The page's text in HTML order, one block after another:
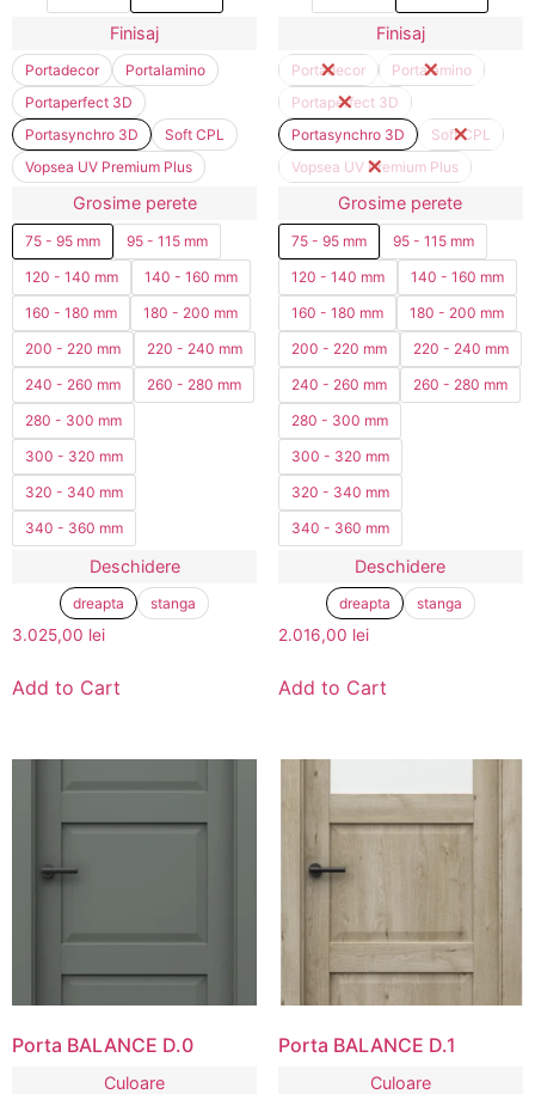
Finisaj
Portadecor
Portalamino
Portaperfect 3D
Portasynchro 3D
Soft CPL
Vopsea UV Premium Plus
Grosime perete
75 - 95 mm
95 - 115 mm
120 - 140 mm
140 - 160 mm
160 - 180 mm
180 - 200 mm
200 - 220 mm
220 - 240 mm
240 - 260 mm
260 - 280 mm
280 - 300 mm
300 - 320 mm
320 - 340 mm
340 - 360 mm
Deschidere
dreapta stanga
3.025,00 lei
Add to Cart
Finisaj
Portadecor
Portalamino
Portaperfect 3D
Portasynchro 3D
Soft CPL
Vopsea UV Premium Plus
Grosime perete
75 - 95 mm
95 - 115 mm
120 - 140 mm
140 - 160 mm
160 - 180 mm
180 - 200 mm
200 - 220 mm
220 - 240 mm
240 - 260 mm
260 - 280 mm
280 - 300 mm
300 - 320 mm
320 - 340 mm
340 - 360 mm
Deschidere
dreapta stanga
2.016,00 lei
Add to Cart
Porta BALANCE D.0
Culoare
Porta BALANCE D.1
Culoare